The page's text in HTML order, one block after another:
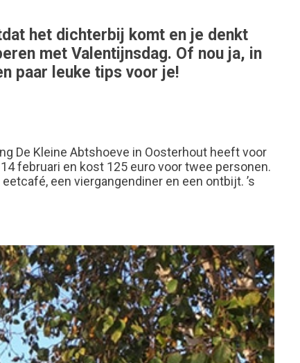
het dichterbij komt en je denkt
met Valentijnsdag. Of nou ja, in
paar leuke tips voor je!
De Kleine Abtshoeve in Oosterhout heeft voor
februari en kost 125 euro voor twee personen.
een viergangendiner en een ontbijt. ’s